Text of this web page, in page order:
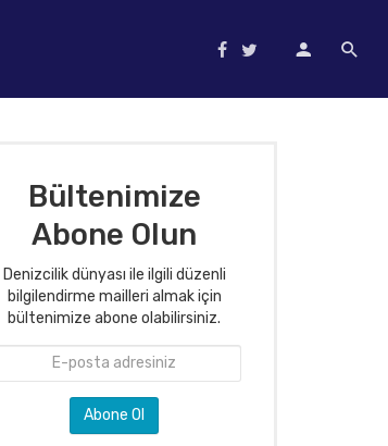
Bültenimize
Abone Olun
Denizcilik dünyası ile ilgili düzenli
bilgilendirme mailleri almak için
bültenimize abone olabilirsiniz.